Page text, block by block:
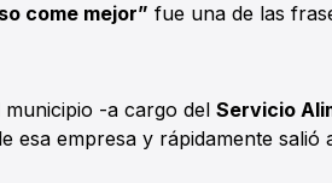
come mejor” fue una de las
-a cargo del Servicio
esa empresa y rápidamente salió